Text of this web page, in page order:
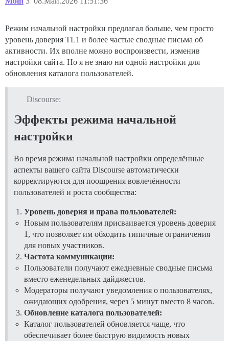
Режим начальной настройки предлагал больше, чем просто
уровень доверия TL1 и более частые сводные письма об
активности. Их вполне можно воспроизвести, изменив
настройки сайта. Но я не знаю ни одной настройки для
обновления каталога пользователей.
Discourse:
Эффекты режима начальной
настройки
Во время режима начальной настройки определённые
аспекты вашего сайта Discourse автоматически
корректируются для поощрения вовлечённости
пользователей и роста сообщества:
Уровень доверия и права пользователей:
Новым пользователям присваивается уровень доверия
1, что позволяет им обходить типичные ограничения
для новых участников.
Частота коммуникации:
Пользователи получают ежедневные сводные письма
вместо еженедельных дайджестов.
Модераторы получают уведомления о пользователях,
ожидающих одобрения, через 5 минут вместо 8 часов.
Обновление каталога пользователей:
Каталог пользователей обновляется чаще, что
обеспечивает более быструю видимость новых